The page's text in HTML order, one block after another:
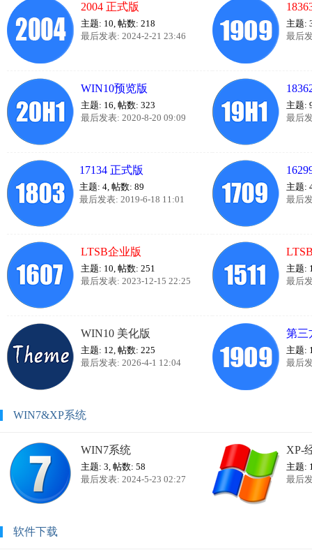
2004 正式版
主题: 10, 帖数: 218
最后发表: 2024-2-21 23:46
主题:
最后
WIN10预览版
主题: 16, 帖数: 323
最后发表: 2020-8-20 09:09
主题:
最后
17134 正式版
主题: 4, 帖数: 89
最后发表: 2019-6-18 11:01
主题:
最后
LTSB企业版
主题: 10, 帖数: 251
最后发表: 2023-12-15 22:25
主题:
最后
WIN10 美化版
主题: 12, 帖数: 225
最后发表: 2026-4-1 12:04
第三
主题:
最后
WIN7&XP系统
WIN7系统
主题: 3, 帖数: 58
最后发表: 2024-5-23 02:27
XP-
主题:
最后
软件下载